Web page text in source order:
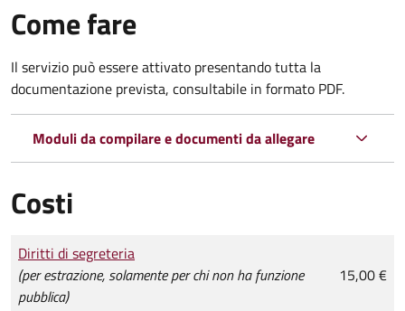
Come fare
Il servizio può essere attivato presentando tutta la
documentazione prevista, consultabile in formato PDF.
Moduli da compilare e documenti da allegare
Costi
Tipo di pagamento
Importo
Diritti di segreteria
(per estrazione, solamente per chi non ha funzione
pubblica)
15,00 €